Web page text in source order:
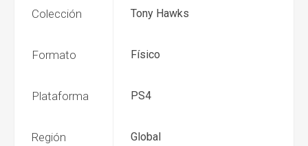
Colección Tony Hawks
Formato Físico
Plataforma PS4
Región Global